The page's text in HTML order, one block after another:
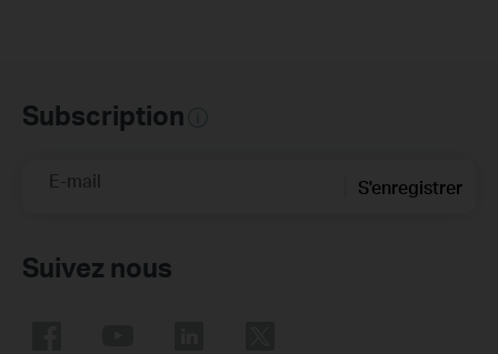
Subscription
E-mail S'enregistrer
Suivez nous